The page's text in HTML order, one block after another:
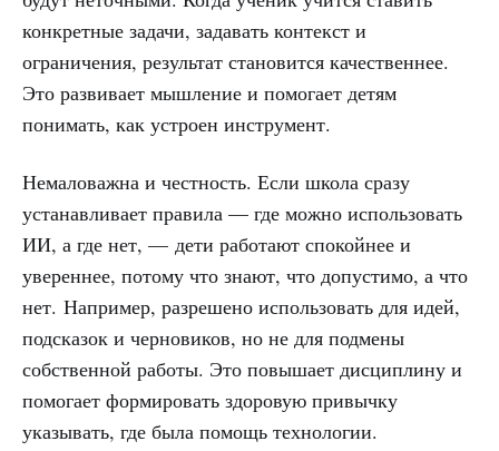
конкретные задачи, задавать контекст и
ограничения, результат становится качественнее.
Это развивает мышление и помогает детям
понимать, как устроен инструмент.
Немаловажна и честность. Если школа сразу
устанавливает правила — где можно использовать
ИИ, а где нет, — дети работают спокойнее и
увереннее, потому что знают, что допустимо, а что
нет. Например, разрешено использовать для идей,
подсказок и черновиков, но не для подмены
собственной работы. Это повышает дисциплину и
помогает формировать здоровую привычку
указывать, где была помощь технологии.